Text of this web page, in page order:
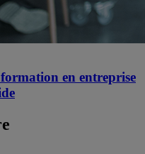
en entreprise